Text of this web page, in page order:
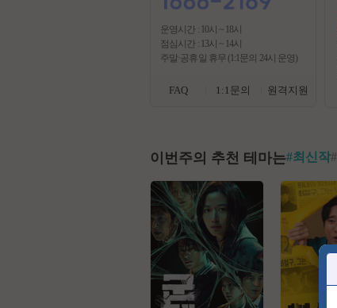
운영시간 : 10시 ~ 18시
점심시간 : 13시 ~ 14시
주말·공휴일 휴무 (1:1문의 24시 운영)
FAQ 1:1문의 원격지원
이번주의 추천 테마는#최신작#